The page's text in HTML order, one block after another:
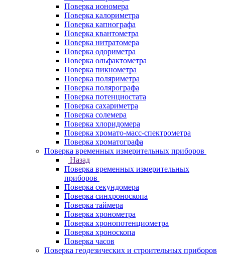
Поверка иономера
Поверка калориметра
Поверка капнографа
Поверка квантометра
Поверка нитратомера
Поверка одориметра
Поверка ольфактометра
Поверка пикнометра
Поверка поляриметра
Поверка полярографа
Поверка потенциостата
Поверка сахариметра
Поверка солемера
Поверка хлоридомера
Поверка хромато-масс-спектрометра
Поверка хроматографа
Поверка временных измерительных приборов
Назад
Поверка временных измерительных
приборов
Поверка секундомера
Поверка синхроноскопа
Поверка таймера
Поверка хронометра
Поверка хронопотенциометра
Поверка хроноскопа
Поверка часов
Поверка геодезических и строительных приборов